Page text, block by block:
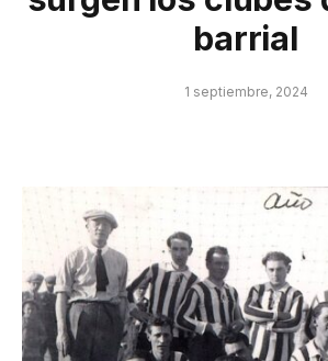
barrial
1 septiembre, 2024